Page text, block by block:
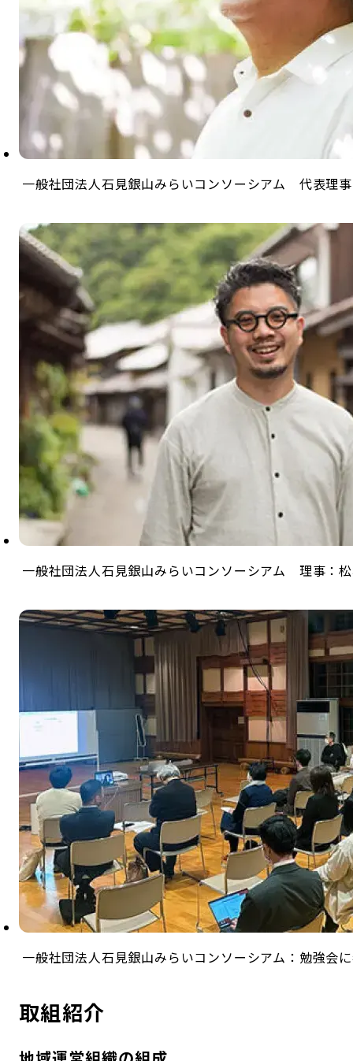
一般社団法人石見銀山みらいコンソーシアム 代表理
一般社団法人石見銀山みらいコンソーシアム 理事：
一般社団法人石見銀山みらいコンソーシアム：勉強会
取組紹介